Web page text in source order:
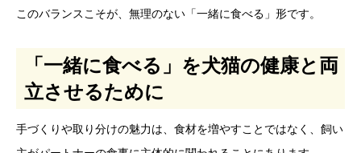
このバランスこそが、無理のない「一緒に食べる」形です。
「一緒に食べる」を犬猫の健康と両
立させるために
手づくりや取り分けの魅力は、食材を増やすことではなく、飼い